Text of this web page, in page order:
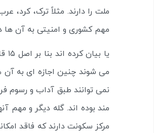
ملت را دارند. مثلاً ترک،
مهم کشوری و امنیتی به آن ها
می شوند چنین اجازه ای به آن
نمی توانند طبق آداب و رسوم
مند بوده اند. گله دیگر و مهم
مرکز سکونت دارند که فاقد